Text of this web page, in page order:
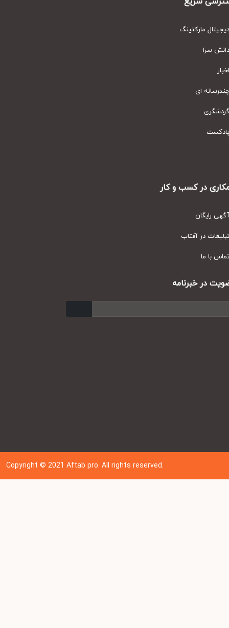
مارکتینگ
سرا
ای
در کسب و کار
رایگان
در آفتاب
با ما
در خبرنامه
Copyright © 202 1Aftab pro. All rights reserved.